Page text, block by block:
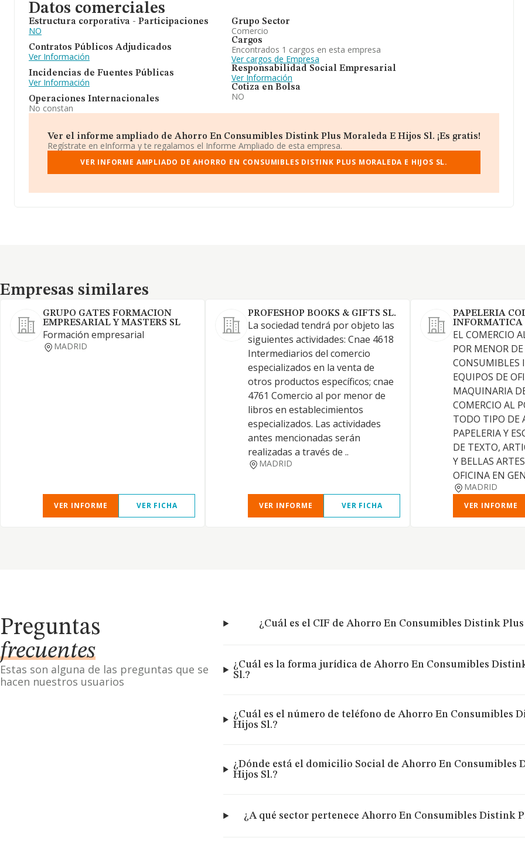
Datos comerciales
Estructura corporativa - Participaciones
NO
Contratos Públicos Adjudicados
Ver Información
Incidencias de Fuentes Públicas
Ver Información
Operaciones Internacionales
No constan
Grupo Sector
Comercio
Cargos
Encontrados 1 cargos en esta empresa
Ver cargos de Empresa
Responsabilidad Social Empresarial
Ver Información
Cotiza en Bolsa
NO
Ver el informe ampliado de Ahorro En Consumibles Distink Plus Moraleda E Hijos Sl. ¡Es gratis!
Regístrate en eInforma y te regalamos el Informe Ampliado de esta empresa.
VER INFORME AMPLIADO DE AHORRO EN CONSUMIBLES DISTINK PLUS MORALEDA E HIJOS SL.
Empresas similares
Empresas similares
GRUPO GATES FORMACION
EMPRESARIAL Y MASTERS SL
Formación empresarial
MADRID
VER INFORME VER FICHA
PROFESHOP BOOKS & GIFTS SL.
La sociedad tendrá por objeto las
siguientes actividades: Cnae 4618
Intermediarios del comercio
especializados en la venta de
otros productos específicos; cnae
4761 Comercio al por menor de
libros en establecimientos
especializados. Las actividades
antes mencionadas serán
realizadas a través de ..
MADRID
VER INFORME VER FICHA
PAPELERIA
INFORMATICA
EL COMERCIO
POR MENOR
CONSUMIBLES
EQUIPOS DE
MAQUINARIA
COMERCIO AL
TODO TIPO DE
PAPELERIA Y
DE TEXTO,
Y BELLAS
OFICINA EN
MADRID
VER INFORME
Preguntas
frecuentes
Estas son alguna de las preguntas que se
hacen nuestros usuarios
¿Cuál es el CIF de Ahorro En Consumibles Distink
¿Cuál es la forma jurídica de Ahorro En Consumibles
Sl.?
¿Cuál es el número de teléfono de Ahorro En Consumibles
Hijos Sl.?
¿Dónde está el domicilio Social de Ahorro En Consumibles
Hijos Sl.?
¿A qué sector pertenece Ahorro En Consumibles Distink